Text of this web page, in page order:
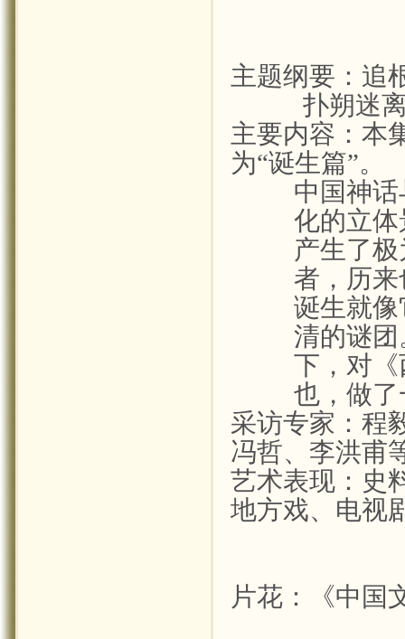
主题纲要：追
扑朔迷
主要内容：本
为“诞生篇”。
中国神
化的立
产生了
者，历
诞生就
清的谜
下，对
也，做
采访专家：程
冯哲、李洪甫
艺术表现：史
地方戏、电视
片花：《中国